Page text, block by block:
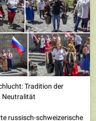
Tradition der
Neutralität
russisch-schweizerische